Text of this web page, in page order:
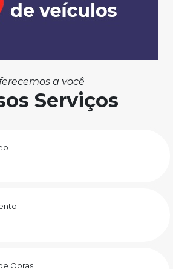
a você
Serviços
Obras